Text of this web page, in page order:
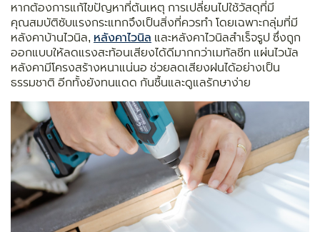
หากต้องการแก้ไขปัญหาที่ต้นเหตุ การเปลี่ยนไปใช้วัสดุที่มี
คุณสมบัติซับแรงกระแทกจึงเป็นสิ่งที่ควรทำ โดยเฉพาะกลุ่มที่มี
หลังคาบ้านไวนิล, หลังคาไวนิล และหลังคาไวนิลสําเร็จรูป ซึ่งถูก
ออกแบบให้ลดแรงสะท้อนเสียงได้ดีมากกว่าเมทัลชีท แผ่นไวนัล
หลังคามีโครงสร้างหนาแน่นอ ช่วยลดเสียงฝนได้อย่างเป็น
ธรรมชาติ อีกทั้งยังทนแดด กันชื้นและดูแลรักษาง่าย